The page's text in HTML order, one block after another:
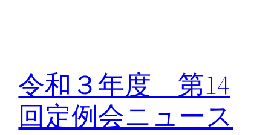
令和３年度 第14
回定例会ニュース